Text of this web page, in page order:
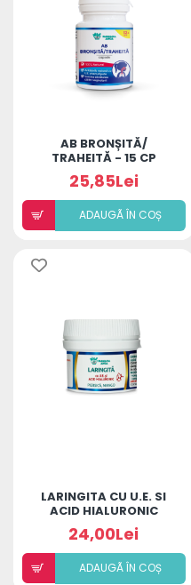
AB BRONȘITĂ/
TRAHEITĂ - 15 CP
25,85Lei
ADAUGÃ ÎN COȘ
LARINGITA CU U.E. SI
ACID HIALURONIC
(PIERSICĂ ȘI MANGO)
24,00Lei
ADAUGÃ ÎN COȘ